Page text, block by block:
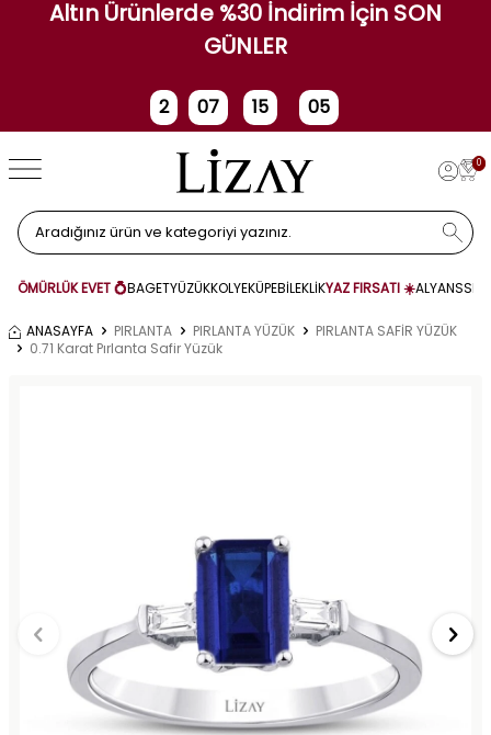
Altın Ürünlerde %30 İndirim İçin SON
GÜNLER
2
Gün
07
Saat
15 04
0
ÖMÜRLÜK EVET 💍BAGETYÜZÜKKOLYEKÜPEBİLEKLİKYAZ FIRSATI ☀️ALYANS
ANASAYFA PIRLANTA PIRLANTA YÜZÜK
PIRLANTA SAFİR YÜZÜK
0.71 Karat Pırlanta Safir Yüzük